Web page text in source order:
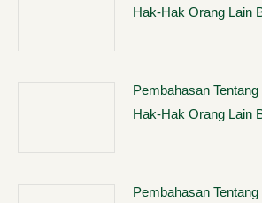
Hak-Hak Orang Lain
Pembahasan
Hak-Hak Orang Lain
Pembahasan